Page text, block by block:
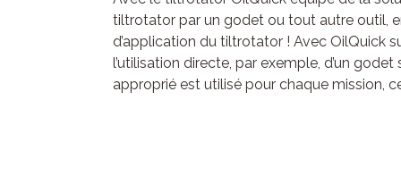
tiltrotator par un godet ou tout autre outil,
d’application du tiltrotator ! Avec OilQuick
l’utilisation directe, par exemple, d’un
approprié est utilisé pour chaque mission,